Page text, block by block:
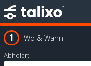
Wo & Wann
Abholort: